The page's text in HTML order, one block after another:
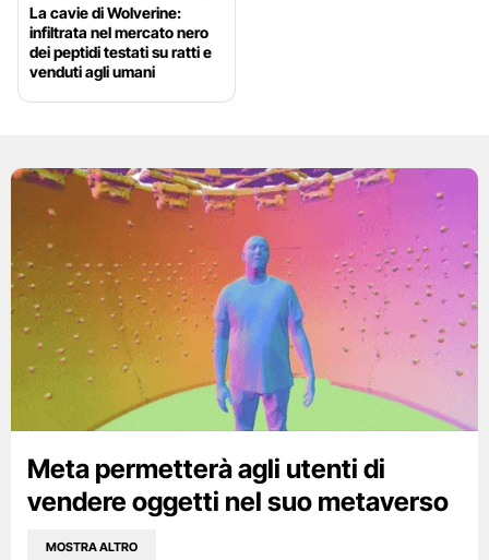
La cavie di Wolverine:
infiltrata nel mercato nero
dei peptidi testati su ratti e
venduti agli umani
Meta permetterà agli utenti di
vendere oggetti nel suo metaverso
MOSTRA ALTRO